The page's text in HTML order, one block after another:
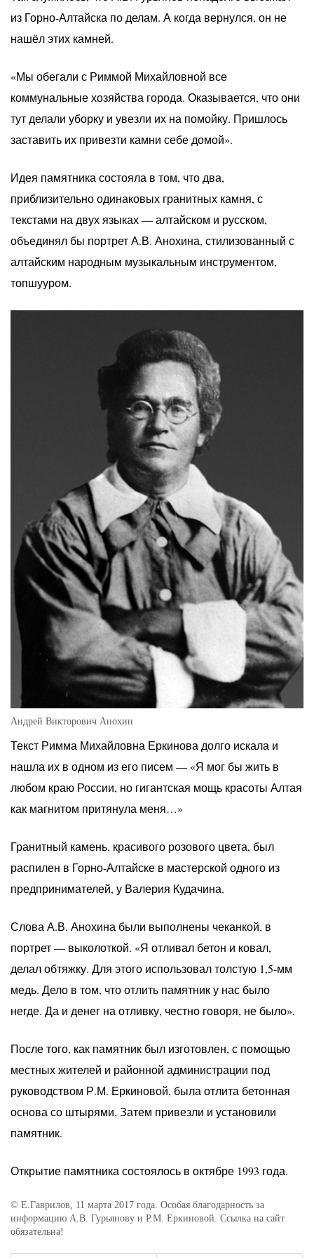
из Горно-Алтайска по делам. А когда вернулся, он не
нашёл этих камней.
«Мы обегали с Риммой Михайловной все
коммунальные хозяйства города. Оказывается, что они
тут делали уборку и увезли их на помойку. Пришлось
заставить их привезти камни себе домой».
Идея памятника состояла в том, что два,
приблизительно одинаковых гранитных камня, с
текстами на двух языках — алтайском и русском,
объединял бы портрет А.В. Анохина, стилизованный с
алтайским народным музыкальным инструментом,
топшууром.
Андрей Викторович Анохин
Текст Римма Михайловна Еркинова долго искала и
нашла их в одном из его писем — «Я мог бы жить в
любом краю России, но гигантская мощь красоты Алтая
как магнитом притянула меня…»
Гранитный камень, красивого розового цвета, был
распилен в Горно-Алтайске в мастерской одного из
предпринимателей, у Валерия Кудачина.
Слова А.В. Анохина были выполнены чеканкой, в
портрет — выколоткой. «Я отливал бетон и ковал,
делал обтяжку. Для этого использовал толстую 1,5-мм
медь. Дело в том, что отлить памятник у нас было
негде. Да и денег на отливку, честно говоря, не было».
После того, как памятник был изготовлен, с помощью
местных жителей и районной администрации под
руководством Р.М. Еркиновой, была отлита бетонная
основа со штырями. Затем привезли и установили
памятник.
Открытие памятника состоялось в октябре 1993 года.
© Е.Гаврилов, 11 марта 2017 года. Особая благодарность за
информацию А.В. Гурьянову и Р.М. Еркиновой. Ссылка на сайт
обязательна!